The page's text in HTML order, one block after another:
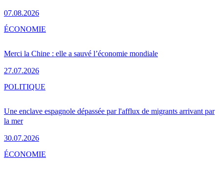
07.08.2026
Merci la Chine : elle a sauvé l’économie mondiale
27.07.2026
ÉCONOMIE
Une enclave espagnole dépassée par l'afflux de migrants arrivant par
la mer
30.07.2026
POLITIQUE
ÉCONOMIE